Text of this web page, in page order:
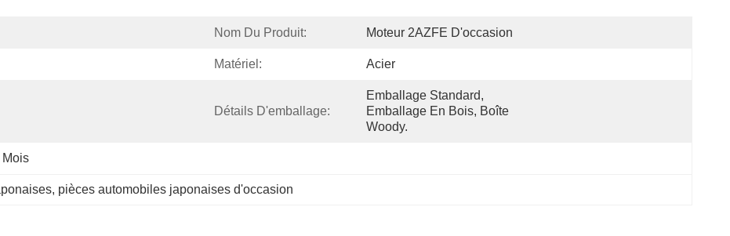
Nom Du Produit: Moteur 2AZFE D'occasion
Matériel: Acier
Détails D'emballage:
Emballage Standard,
Emballage En Bois, Boîte
Woody.
Mois
, pièces automobiles japonaises d'occasion